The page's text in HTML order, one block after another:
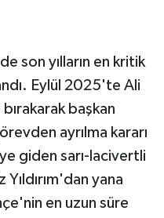
son yılların en kritik
Eylül 2025'te Ali
başkan
ayrılma kararı
giden sarı-lacivertli
yana
en uzun süre